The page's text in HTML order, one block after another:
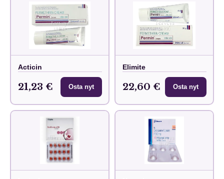
Acticin
21,23 € Osta nyt
Elimite
22,60 € Osta nyt